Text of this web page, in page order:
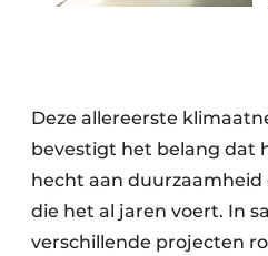
Deze allereerste
bevestigt het belang dat
hecht aan
die het al jaren voert. In
verschillende projecten